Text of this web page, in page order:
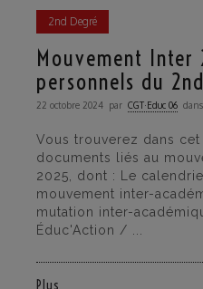
2nd Degré
Mouvement Inter
personnels du
22 octobre 2024 par CGT·Educ 06 dans
Vous trouverez dans
documents liés au
2025, dont : Le
mouvement inter-
mutation inter-
Éduc'Action / ...
Plus